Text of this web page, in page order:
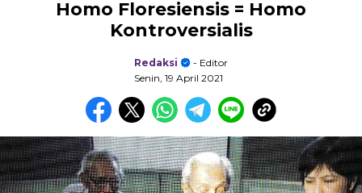
Homo Floresiensis = Homo
Kontroversialis
Redaksi
- Editor
Senin, 19 April 2021